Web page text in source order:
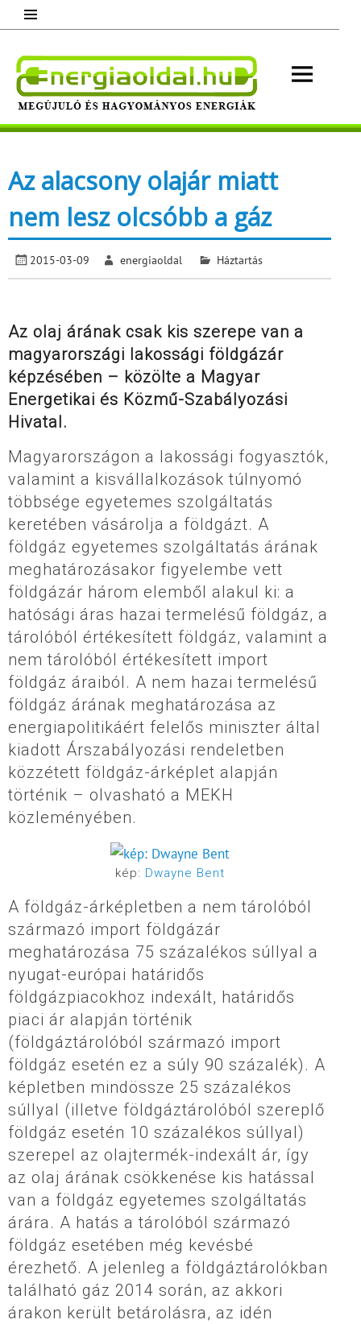
content
Megújuló és hagyományos energiák.
Az alacsony olajár miatt
nem lesz olcsóbb a gáz
2015-03-09 energiaoldal Háztartás
Az olaj árának csak kis szerepe van a
magyarországi lakossági földgázár
képzésében – közölte a Magyar
Energetikai és Közmű-Szabályozási
Hivatal.
Magyarországon a lakossági fogyasztók,
valamint a kisvállalkozások túlnyomó
többsége egyetemes szolgáltatás
keretében vásárolja a földgázt. A
földgáz egyetemes szolgáltatás árának
meghatározásakor figyelembe vett
földgázár három elemből alakul ki: a
hatósági áras hazai termelésű földgáz, a
tárolóból értékesített földgáz, valamint a
nem tárolóból értékesített import
földgáz áraiból. A nem hazai termelésű
földgáz árának meghatározása az
energiapolitikáért felelős miniszter által
kiadott Árszabályozási rendeletben
közzétett földgáz-árképlet alapján
történik – olvasható a MEKH
közleményében.
kép: Dwayne Bent
A földgáz-árképletben a nem tárolóból
származó import földgázár
meghatározása 75 százalékos súllyal a
nyugat-európai határidős
földgázpiacokhoz indexált, határidős
piaci ár alapján történik
(földgáztárolóból származó import
földgáz esetén ez a súly 90 százalék). A
képletben mindössze 25 százalékos
súllyal (illetve földgáztárolóból szereplő
földgáz esetén 10 százalékos súllyal)
szerepel az olajtermék-indexált ár, így
az olaj árának csökkenése kis hatással
van a földgáz egyetemes szolgáltatás
árára. A hatás a tárolóból származó
földgáz esetében még kevésbé
érezhető. A jelenleg a földgáztárolókban
található gáz 2014 során, az akkori
árakon került betárolásra, az idén